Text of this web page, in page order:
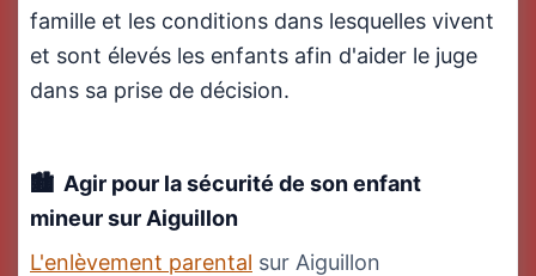
famille et les conditions dans lesquelles vivent
et sont élevés les enfants afin d'aider le juge
dans sa prise de décision.
Agir pour la sécurité de son enfant
mineursur Aiguillon
L'enlèvement parental sur Aiguillon